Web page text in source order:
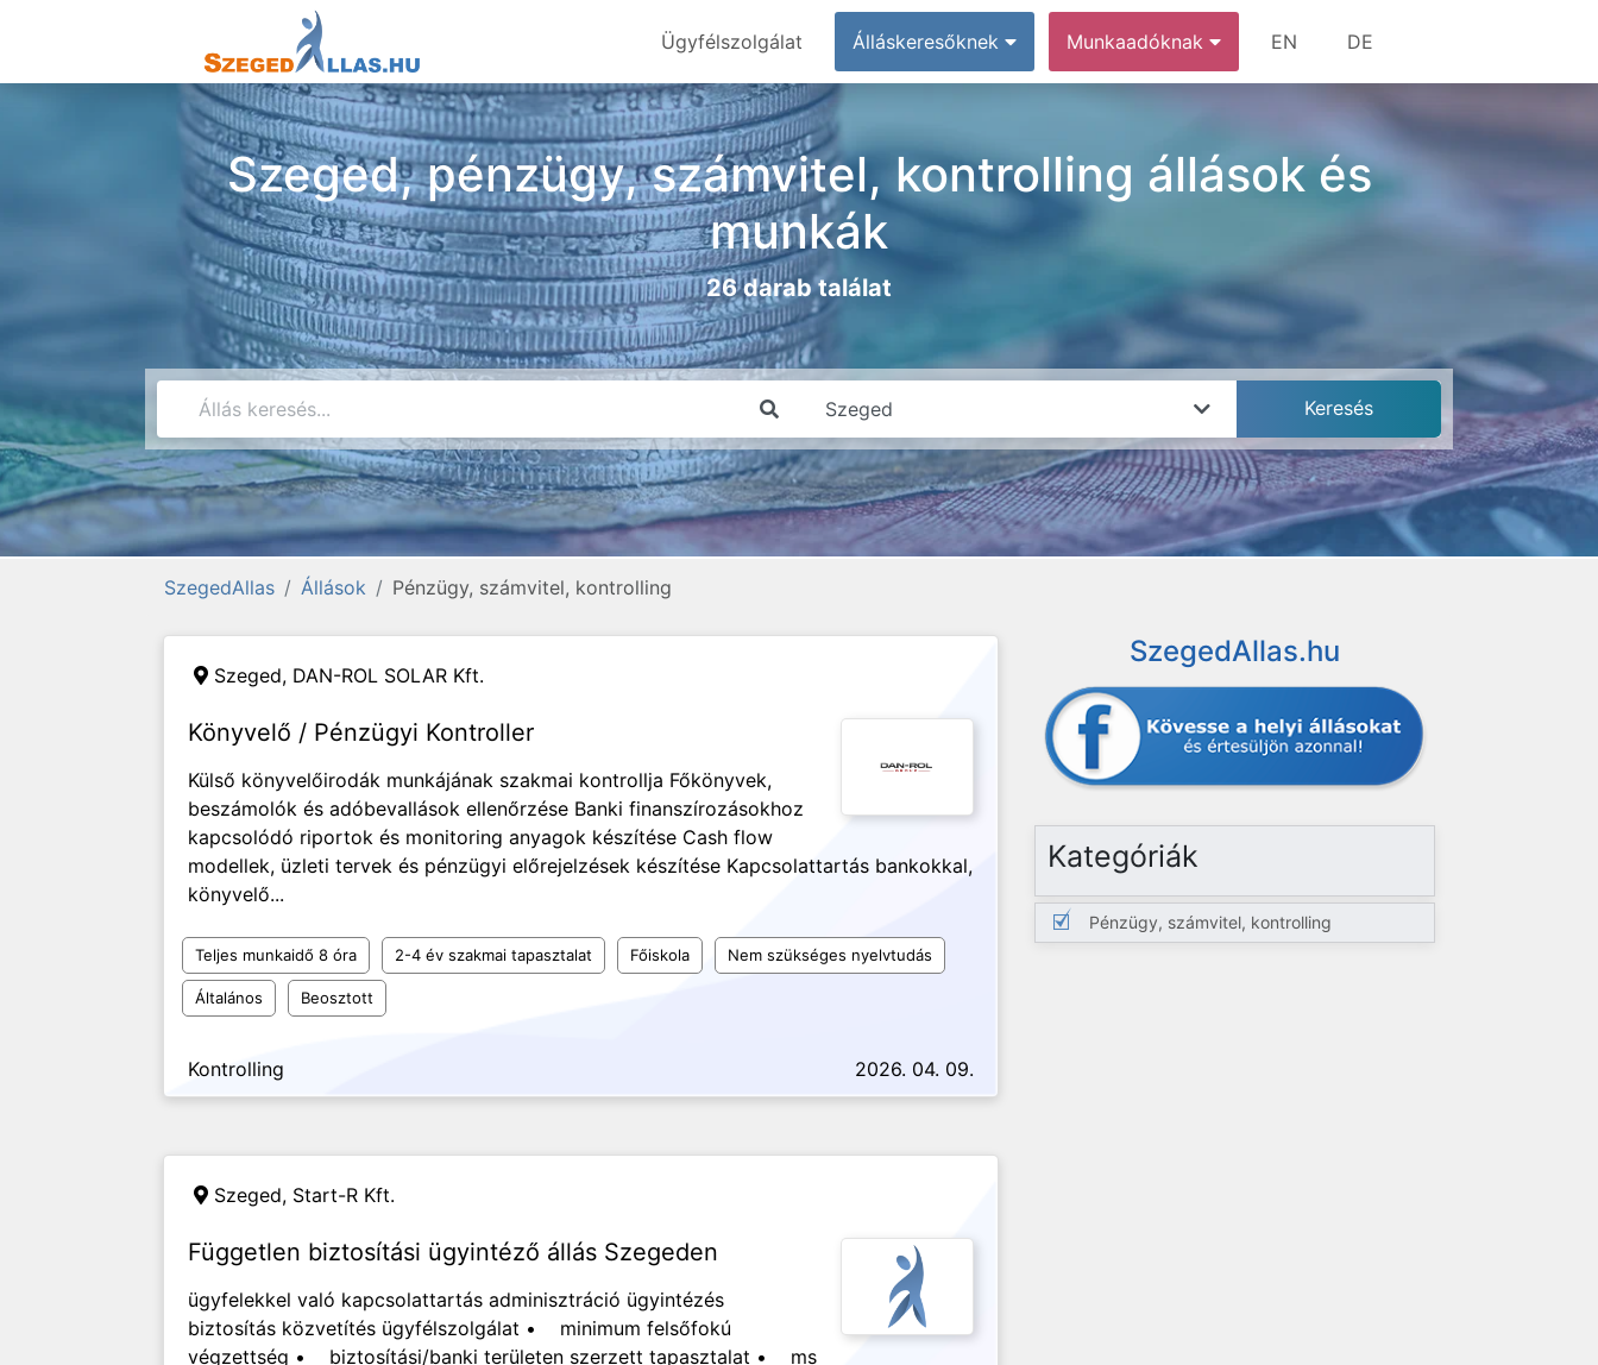
Ügyfélszolgálat Álláskeresőknek Munkaadóknak EN DE
Szeged, pénzügy, számvitel, kontrolling állások és
munkák
26 darab találat
SzegedAllas Állások Pénzügy, számvitel, kontrolling
Szeged, DAN-ROL SOLAR Kft.
Könyvelő / Pénzügyi Kontroller
Külső könyvelőirodák munkájának szakmai kontrollja Főkönyvek,
beszámolók és adóbevallások ellenőrzése Banki finanszírozásokhoz
kapcsolódó riportok és monitoring anyagok készítése Cash flow
modellek, üzleti tervek és pénzügyi előrejelzések készítése Kapcsolattartás bankokkal,
könyvelő...
Teljes munkaidő 8 óra 2-4 év szakmai tapasztalat Főiskola Nem szükséges nyelvtudás
Általános Beosztott
Kontrolling 2026. 04. 09.
Szeged, Start-R Kft.
Független biztosítási ügyintéző állás Szegeden
ügyfelekkel való kapcsolattartás adminisztráció ügyintézés
biztosítás közvetítés ügyfélszolgálat • minimum felsőfokú
végzettség • biztosítási/banki területen szerzett tapasztalat • ms
SzegedAllas.hu
Kategóriák
Pénzügy, számvitel, kontrolling